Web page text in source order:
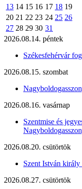
13 14 15 16 17 18 19
20 21 22 23 24 25 26
27 28 29 30 31
2026.08.14. péntek
Székesfehérvár
2026.08.15. szombat
2026.08.16. vasárnap
Szentmise és
2026.08.20. csütörtök
Szent István király
2026.08.27. csütörtök